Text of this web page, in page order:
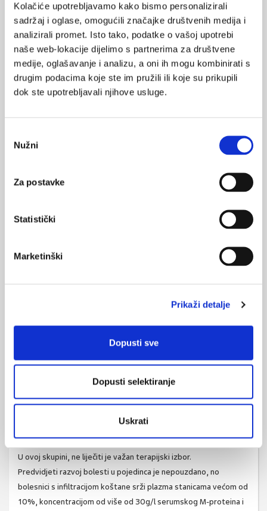
Kolačiće upotrebljavamo kako bismo personalizirali
sadržaj i oglase, omogućili značajke društvenih medija i
analizirali promet. Isto tako, podatke o vašoj upotrebi
naše web-lokacije dijelimo s partnerima za društvene
medije, oglašavanje i analizu, a oni ih mogu kombinirati s
drugim podacima koje ste im pružili ili koje su prikupili
dok ste upotrebljavali njihove usluge.
pristanka
Nužni
Za postavke
Statistički
Marketinški
Prikaži detalje
Dopusti sve
Dopusti selektiranje
Uskrati
čimbenika (hipoploidija, del113q, t(4;14, t(14;16, del17p13, del
11q) bilo sa ili bez prisutnosti biokemijskih markera.
Dispenzieri i suradnici su predložili stratifikacijski sustav
bolesnika sa MM koji se temelji na genetskim faktorima zajedno
sa terapijom prilagođenom riziku. No, ti sustavi su teško
primjenjivi u svakodnevnoj kliničkoj praksi zbog ograničene
omjeri FLC neovisni o serumskom albuminu i B2M kad su dio ISS.
Terapija prilagođena riziku
faktorima i sustavima
laboratorijskim nalazima
treba liječiti, a
asimptomatske ne treba
liječiti.
parametara i sustava je
statusu i rutinskim
laboratorijskim nalazima
kako simptomatske bolesnike treba liječiti, a asimptomatske
ne treba liječiti.Potonja skupina uključuje bolesnike s tinjajućim
mijelomom i stadija I, ili čak II, po Durie-Salmon ili ISS.
U ovoj skupini, ne liječiti je važan terapijski izbor.
Predvidjeti razvoj bolesti u pojedinca je nepouzdano, no
bolesnici s infiltracijom koštane srži plazma stanicama većom od
10%, koncentracijom od više od 30g/l serumskog M-proteina i